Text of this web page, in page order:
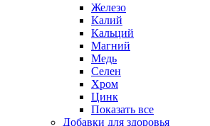
Железо
Калий
Кальций
Магний
Медь
Селен
Хром
Цинк
Показать все
Добавки для здоровья